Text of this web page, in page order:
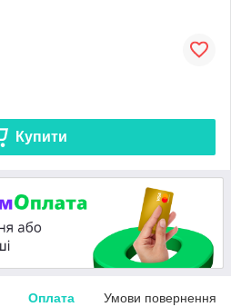
Купити
Оплата Умови повернення